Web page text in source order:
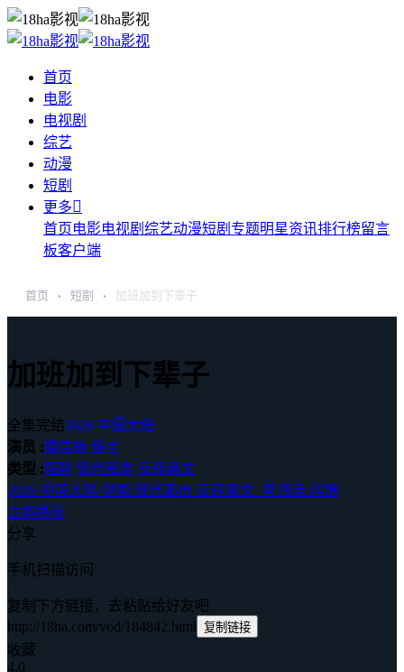
首页
电影
电视剧
综艺
动漫
短剧
更多
首页电影电视剧 综艺动漫短剧 专题明星资讯排行榜留言
板客户端
首页 › 短剧 › 加班加到下辈子
加班加到下辈子
全集完结2026 中国大陆
演员 :滕佳楠 哲宇
类型 :短剧 现代都市 反转爽文
2026·中国大陆·短剧 现代都市 反转爽文 ·普通话·详情
立即播放
分享
手机扫描访问
复制下方链接，去粘贴给好友吧
http://18ha.com/vod/184842.html 复制链接
收藏
4.0